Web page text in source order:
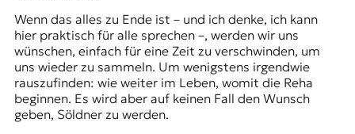
Wenn das alles zu Ende ist – und ich denke, ich kann
hier praktisch für alle sprechen –, werden wir uns
wünschen, einfach für eine Zeit zu verschwinden, um
uns wieder zu sammeln. Um wenigstens irgendwie
rauszufinden: wie weiter im Leben, womit die Reha
beginnen. Es wird aber auf keinen Fall den Wunsch
geben, Söldner zu werden.